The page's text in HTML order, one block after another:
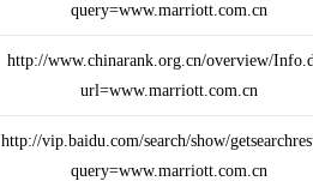
query=www.marriott.com.cn
http://www.chinarank.org.cn/overview/
url=www.marriott.com.cn
http://vip.baidu.com/search/show/
query=www.marriott.com.cn